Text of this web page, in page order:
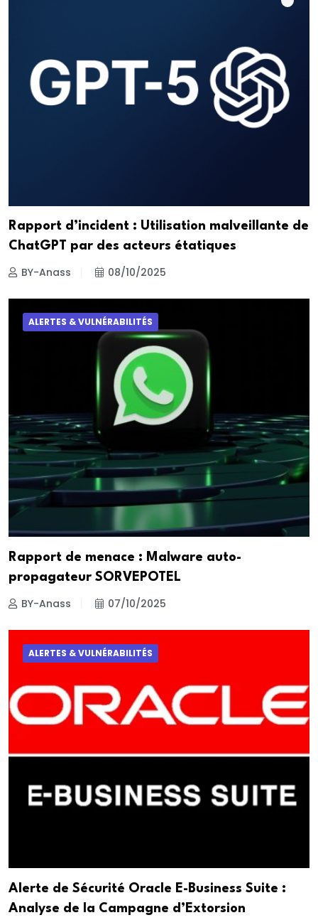
Rapport d’incident : Utilisation malveillante de
ChatGPT par des acteurs étatiques
BY-Anass 08/10/2025
ALERTES & VULNÉRABILITÉS
Rapport de menace : Malware auto-
propagateur SORVEPOTEL
BY-Anass 07/10/2025
ALERTES & VULNÉRABILITÉS
Alerte de Sécurité Oracle E-Business Suite :
Analyse de la Campagne d’Extorsion